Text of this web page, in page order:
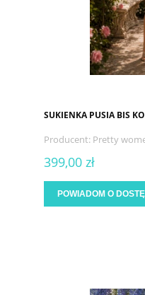
SUKIENKA PUSIA BIS
Producent: Pretty
399,00 zł
POWIADOM O